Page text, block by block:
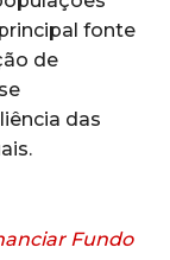
fonte
de
das
Fundo